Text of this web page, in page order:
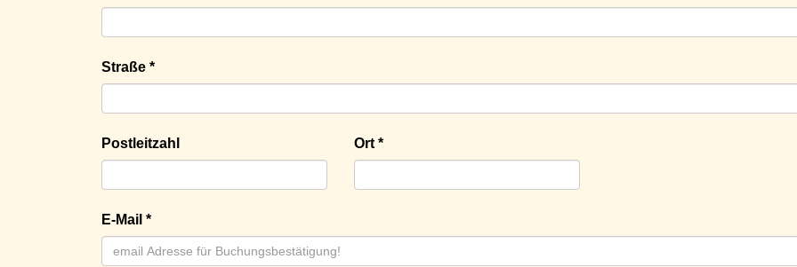
Straße *
Postleitzahl Ort *
E-Mail *